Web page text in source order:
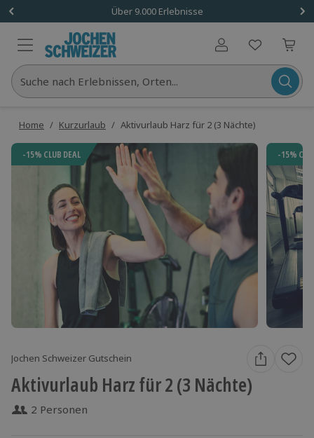
Über 9.000 Erlebnisse
Benutzerkonto
Suche nach Erlebnissen, Orten...
Home / Kurzurlaub / Aktivurlaub Harz für 2 (3 Nächte)
-15% CLUB DEAL -15%
Jochen Schweizer Gutschein
Aktivurlaub Harz für 2 (3 Nächte)
2 Personen